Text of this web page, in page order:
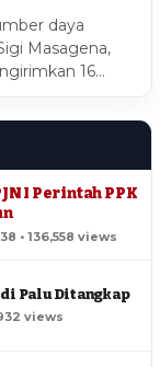
daya
Masagena,
16…
I Perintah PPK
• 136,558 views
Palu Ditangkap
views